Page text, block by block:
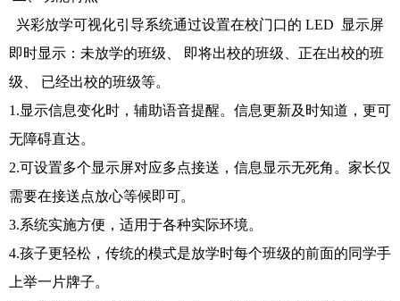
兴彩放学可视化引导系统通过设置在校门口的 LED 显示屏
即时显示：未放学的班级、 即将出校的班级、正在出校的班
级、 已经出校的班级等。
1.显示信息变化时，辅助语音提醒。信息更新及时知道，更可
无障碍直达。
2.可设置多个显示屏对应多点接送，信息显示无死角。家长仅
需要在接送点放心等候即可。
3.系统实施方便，适用于各种实际环境。
4.孩子更轻松，传统的模式是放学时每个班级的前面的同学手
上举一片牌子。